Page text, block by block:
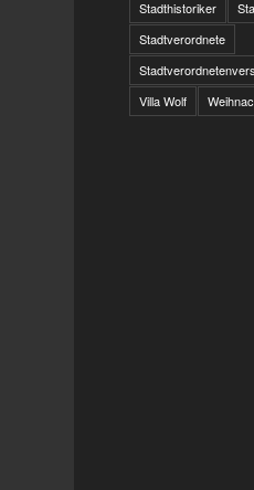
Stadthistoriker
Stadtverordnete
Villa Wolf